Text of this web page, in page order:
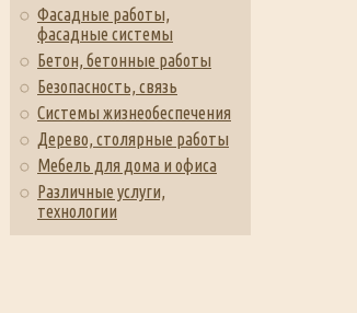
Фасадные работы,
фасадные системы
Бетон, бетонные работы
Безопасность, связь
Системы жизнеобеспечения
Дерево, столярные работы
Мебель для дома и офиса
Различные услуги,
технологии